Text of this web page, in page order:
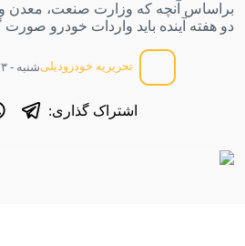
براساس آنچه که وزارت صنعت، معدن
دو هفته آینده باید واردات خودرو صورت
تحریریه خودرودیلیشنبه - ۲۳ مهر ۱۴۰۱ - ۱۴:۱۹
اشتراک گذاری: